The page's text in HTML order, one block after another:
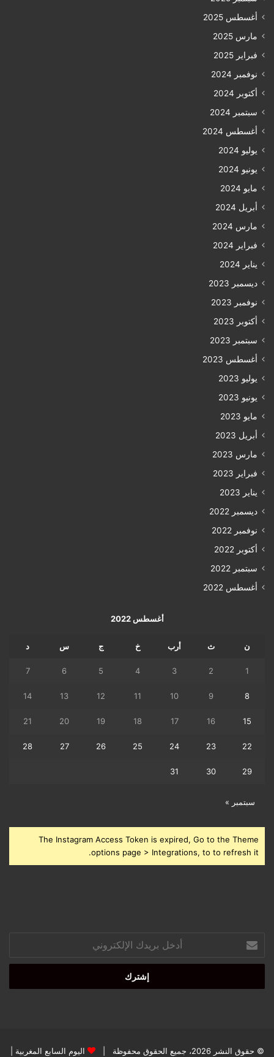
أغسطس 2025
مارس 2025
فبراير 2025
نوفمبر 2024
أكتوبر 2024
سبتمبر 2024
أغسطس 2024
يوليو 2024
يونيو 2024
مايو 2024
أبريل 2024
مارس 2024
فبراير 2024
يناير 2024
ديسمبر 2023
نوفمبر 2023
أكتوبر 2023
سبتمبر 2023
أغسطس 2023
يوليو 2023
يونيو 2023
مايو 2023
أبريل 2023
مارس 2023
فبراير 2023
يناير 2023
ديسمبر 2022
نوفمبر 2022
أكتوبر 2022
سبتمبر 2022
أغسطس 2022
أغسطس 2022
ن ث أرب خ ج س د
1
2
3
4
5
6
7
8
9
10
11
12
13
14
15
16
17
18
19
20
21
22
23
24
25
26
27
28
29
30
31
سبتمبر »
The Instagram Access Token is expired, Go to the Theme
options page > Integrations, to to refresh it.
بريدك
الإلكتروني
© حقوق النشر 2026، جميع الحقوق محفوظة | اليوم السابع المغربية